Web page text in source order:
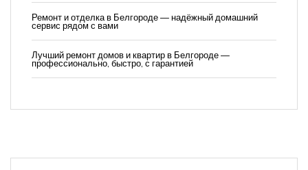
Ремонт и отделка в Белгороде — надёжный домашний
сервис рядом с вами
Лучший ремонт домов и квартир в Белгороде —
профессионально, быстро, с гарантией